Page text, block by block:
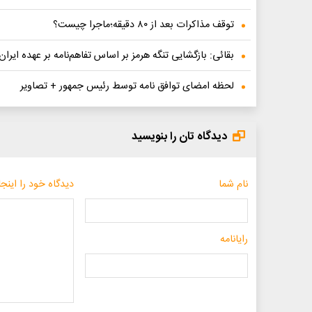
توقف مذاکرات بعد از ۸۰ دقیقه؛ماجرا چیست؟
بقائی: بازگشایی تنگه هرمز بر اساس تفاهم‌نامه بر عهده
لحظه امضای توافق نامه توسط رئیس جمهور + تصاویر
دیدگاه تان را بنویسید
نام شما
رایانامه
دیدگاه خود را